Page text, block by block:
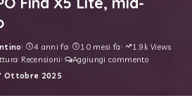
4 anni fa 10 mesi fa
1.9k Views
Recensioni
Aggiungi commento
Ottobre 2025